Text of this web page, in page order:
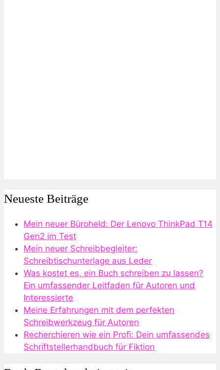
Neueste Beiträge
Mein neuer Büroheld: Der Lenovo ThinkPad T14
Gen2 im Test
Mein neuer Schreibbegleiter:
Schreibtischunterlage aus Leder
Was kostet es, ein Buch schreiben zu lassen?
Ein umfassender Leitfaden für Autoren und
Interessierte
Meine Erfahrungen mit dem perfekten
Schreibwerkzeug für Autoren
Recherchieren wie ein Profi: Dein umfassendes
Schriftstellerhandbuch für Fiktion